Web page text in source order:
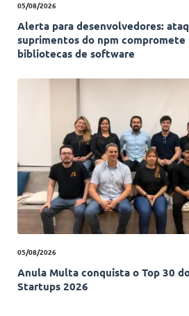
05/08/2026
Alerta para desenvolvedores:
suprimentos do npm compromete
bibliotecas de software
05/08/2026
Anula Multa conquista o Top 30
Startups 2026